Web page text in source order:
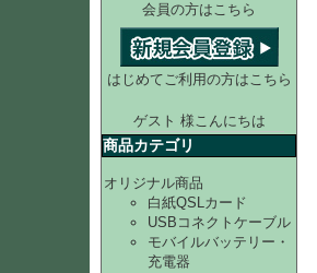
会員の方はこちら
はじめてご利用の方はこちら
ゲスト 様こんにちは
商品カテゴリ
オリジナル商品
白紙QSLカード
USBコネクトケーブル
モバイルバッテリー・
充電器